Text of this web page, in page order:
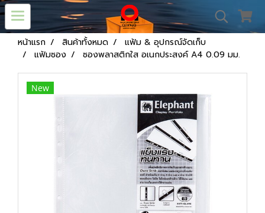
หน้าแรก สินค้าทั้งหมด
แฟ้ม & อุปกรณ์จัดเก็บ
แฟ้มซอง
ซองพลาสติกใส อเนกประสงค์ A4 0.09 มม.
New